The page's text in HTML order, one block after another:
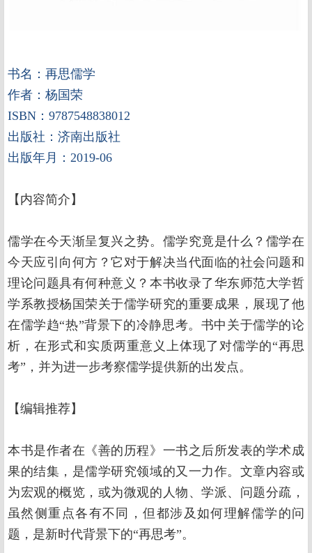
书名：再思儒学
作者：杨国荣
ISBN：9787548838012
出版社：济南出版社
出版年月：2019-06
【内容简介】
儒学在今天渐呈复兴之势。儒学究竟是什么？儒学在
今天应引向何方？它对于解决当代面临的社会问题和
理论问题具有何种意义？本书收录了华东师范大学哲
学系教授杨国荣关于儒学研究的重要成果，展现了他
在儒学趋“热”背景下的冷静思考。书中关于儒学的论
析，在形式和实质两重意义上体现了对儒学的“再思
考”，并为进一步考察儒学提供新的出发点。
【编辑推荐】
本书是作者在《善的历程》一书之后所发表的学术成
果的结集，是儒学研究领域的又一力作。文章内容或
为宏观的概览，或为微观的人物、学派、问题分疏，
虽然侧重点各有不同，但都涉及如何理解儒学的问
题，是新时代背景下的“再思考”。